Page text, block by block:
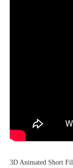
3D Animated Short